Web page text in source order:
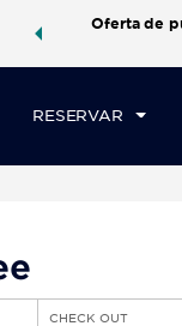
Oferta de
RESERVAR
CHECK OUT